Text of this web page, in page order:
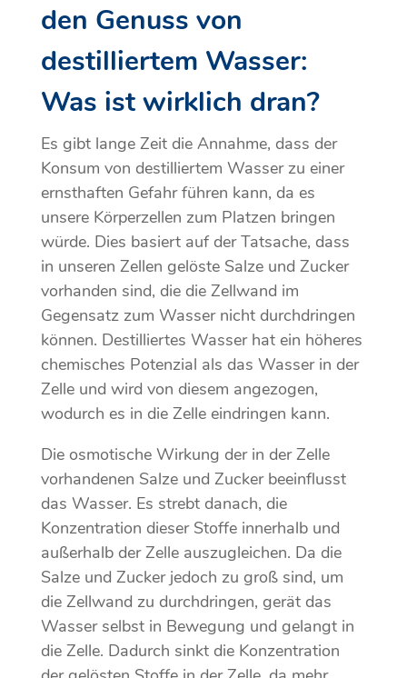
den Genuss von
destilliertem Wasser:
Was ist wirklich dran?
Es gibt lange Zeit die Annahme, dass der
Konsum von destilliertem Wasser zu einer
ernsthaften Gefahr führen kann, da es
unsere Körperzellen zum Platzen bringen
würde. Dies basiert auf der Tatsache, dass
in unseren Zellen gelöste Salze und Zucker
vorhanden sind, die die Zellwand im
Gegensatz zum Wasser nicht durchdringen
können. Destilliertes Wasser hat ein höheres
chemisches Potenzial als das Wasser in der
Zelle und wird von diesem angezogen,
wodurch es in die Zelle eindringen kann.
Die osmotische Wirkung der in der Zelle
vorhandenen Salze und Zucker beeinflusst
das Wasser. Es strebt danach, die
Konzentration dieser Stoffe innerhalb und
außerhalb der Zelle auszugleichen. Da die
Salze und Zucker jedoch zu groß sind, um
die Zellwand zu durchdringen, gerät das
Wasser selbst in Bewegung und gelangt in
die Zelle. Dadurch sinkt die Konzentration